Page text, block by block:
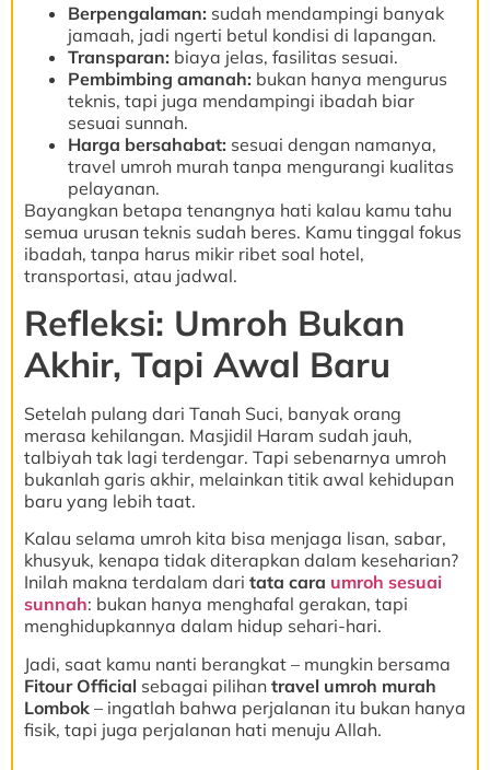
Berpengalaman: sudah mendampingi banyak
jamaah, jadi ngerti betul kondisi di lapangan.
Transparan: biaya jelas, fasilitas sesuai.
Pembimbing amanah: bukan hanya mengurus
teknis, tapi juga mendampingi ibadah biar
sesuai sunnah.
Harga bersahabat: sesuai dengan namanya,
travel umroh murah tanpa mengurangi kualitas
pelayanan.
Bayangkan betapa tenangnya hati kalau kamu tahu
semua urusan teknis sudah beres. Kamu tinggal fokus
ibadah, tanpa harus mikir ribet soal hotel,
transportasi, atau jadwal.
Refleksi: Umroh Bukan
Akhir, Tapi Awal Baru
Setelah pulang dari Tanah Suci, banyak orang
merasa kehilangan. Masjidil Haram sudah jauh,
talbiyah tak lagi terdengar. Tapi sebenarnya umroh
bukanlah garis akhir, melainkan titik awal kehidupan
baru yang lebih taat.
Kalau selama umroh kita bisa menjaga lisan, sabar,
khusyuk, kenapa tidak diterapkan dalam keseharian?
Inilah makna terdalam dari tata cara umroh sesuai
sunnah: bukan hanya menghafal gerakan, tapi
menghidupkannya dalam hidup sehari-hari.
Jadi, saat kamu nanti berangkat – mungkin bersama
Fitour Official sebagai pilihan travel umroh murah
Lombok – ingatlah bahwa perjalanan itu bukan hanya
fisik, tapi juga perjalanan hati menuju Allah.